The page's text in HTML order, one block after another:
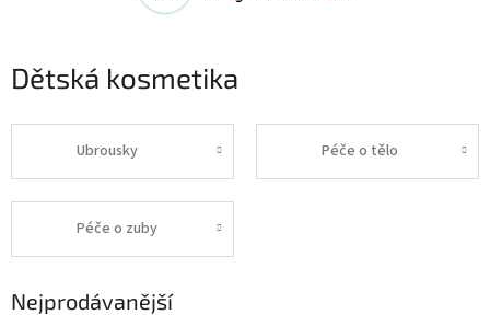
Dětská kosmetika
Ubrousky Péče o tělo
Péče o zuby
Nejprodávanější